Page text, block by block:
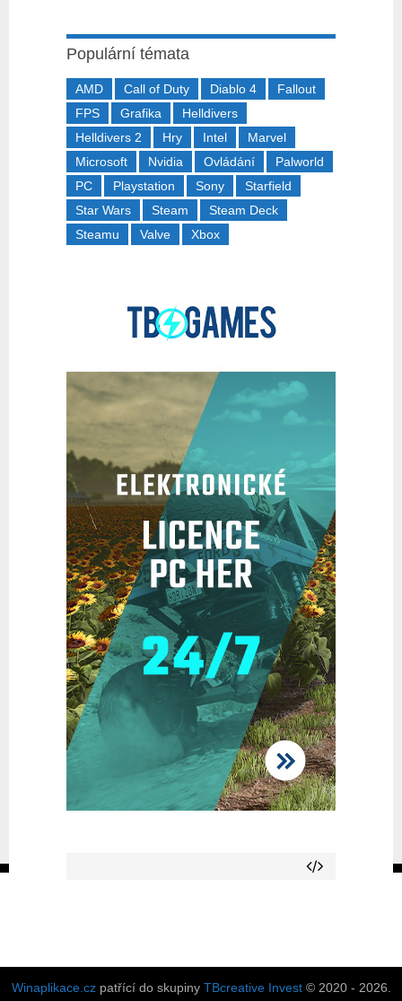
Populární témata
AMD Call of Duty Diablo 4
Fallout
FPS
Grafika
Helldivers
Helldivers 2
Hry Intel
Marvel
Microsoft
Nvidia Ovládání
Palworld
PC
Playstation Sony
Starfield
Star Wars
Steam
Steam Deck
Steamu
Valve Xbox
Winaplikace.czpatřící do skupiny TBcreative Invest© 2020 - 2026.